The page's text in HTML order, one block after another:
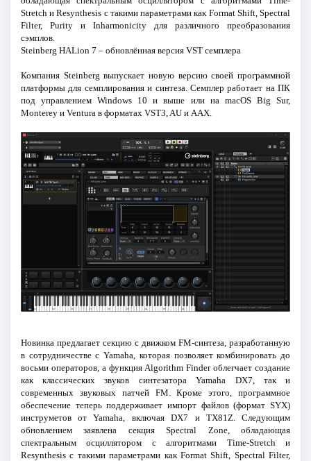
Stretch и Resynthesis с такими параметрами как Format Shift, Spectral
Filter, Purity и Inharmonicity для различного преобразования
сэмплов.
Steinberg HALion 7 – обновлённая версия VST семплера
Компания Steinberg выпускает новую версию своей программной
платформы для семплирования и синтеза. Семплер работает на ПК
под управлением Windows 10 и выше или на macOS Big Sur,
Monterey и Ventura в форматах VST3, AU и AAX.
Новинка предлагает секцию с движком FM-синтеза, разработанную
в сотрудничестве с Yamaha, которая позволяет комбинировать до
восьми операторов, а функция Algorithm Finder облегчает создание
как классических звуков синтезатора Yamaha DX7, так и
современных звуковых патчей FM. Кроме этого, программное
обеспечение теперь поддерживает импорт файлов (формат SYX)
инструметов от Yamaha, включая DX7 и TX81Z. Следующим
обновлением заявлена секция Spectral Zone, обладающая
спектральным осциллятором с алгоритмами Time-Stretch и
Resynthesis с такими параметрами как Format Shift, Spectral Filter,